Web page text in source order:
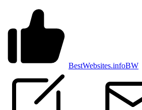
BestWebsites.infoBW